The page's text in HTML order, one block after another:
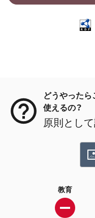
どうやった
使えるの？
原則とし
教育